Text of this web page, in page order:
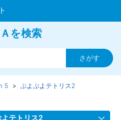
を検索
5 ぷよぷよテトリス2
テトリス2